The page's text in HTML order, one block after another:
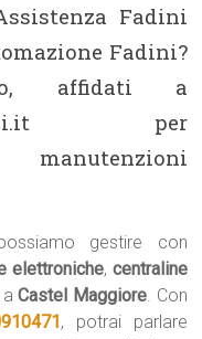
Fadini
Fadini?
affidati a
per
gestire con
elettroniche, centraline
aCastel Maggiore. Con
, potrai parlare